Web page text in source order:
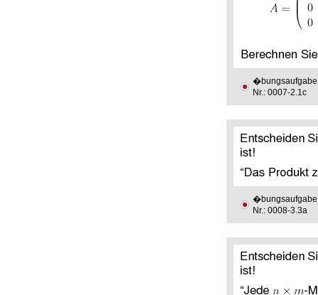
�bungsaufgabe
Nr.: 0007-2.1c
�bungsaufgabe
Nr.: 0008-3.3a